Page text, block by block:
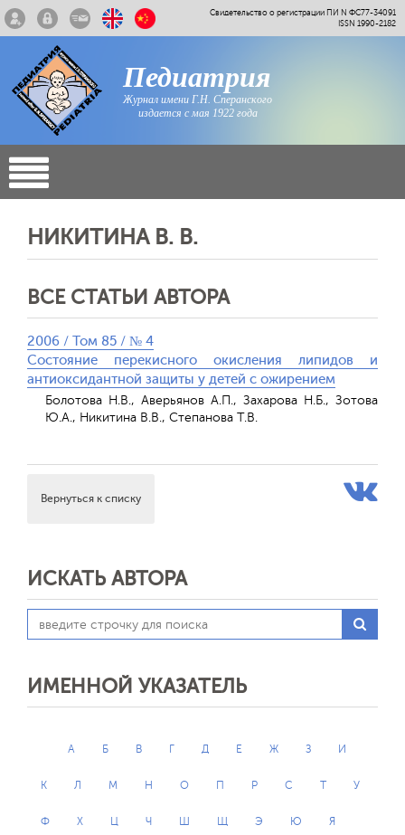
Свидетельство о регистрации ПИ N ФС77-34091
ISSN 1990-2182
Педиатрия
Журнал имени Г.Н. Сперанского
издается с мая 1922 года
НИКИТИНА В. В.
ВСЕ СТАТЬИ АВТОРА
2006 / Том 85 / № 4
Состояние перекисного окисления липидов и
антиоксидантной защиты у детей с ожирением
Болотова Н.В., Аверьянов А.П., Захарова Н.Б., Зотова
Ю.А., Никитина В.В., Степанова Т.В.
Вернуться к списку
ИСКАТЬ АВТОРА
ИМЕННОЙ УКАЗАТЕЛЬ
А Б В Г Д Е Ж З И
К Л М Н О П Р С Т У
Ф Х Ц Ч Ш Щ Э Ю Я